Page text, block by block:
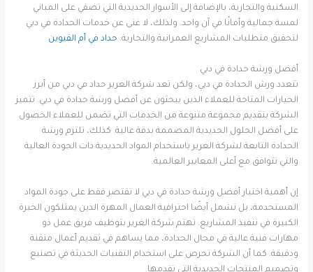
السكنية والتجارية، بالإضافة إلى الأسوار الحديدية التي تضفي على المباني
لمسة جمالية وأمانًا في آن واحد. ولذلك، لا غنى عن خدمات الحدادة في دبي
لتحقيق متطلبات المشاريع العمرانية والتجارية. حداد في أم القيوين
أفضل ورشة حدادة في دبي
تتعدد ورش الحدادة في دبي، ولكن تعد شركة الغرير حداد في دبي من أبرز
الخيارات المتاحة للعملاء الذين يبحثون عن أفضل ورشة حدادة في دبي. تتميز
الشركة بتقديم مجموعة متنوعة من الخدمات التي تضمن للعملاء الحصول
على أفضل الحلول الحديدية المصممة بدقة عالية. كذلك، تلتزم ورشة
الحدادة التابعة لشركة الغرير باستخدام المواد الحديدية ذات الجودة العالية
والتي تتوافق مع أعلى المعايير العالمية.
إن أهمية اختيار أفضل ورشة حدادة في دبي لا تقتصر فقط على جودة المواد
المستخدمة، بل تشمل أيضًا احترافية العمال المهرة الذين يمتلكون الخبرة
الكبيرة في تنفيذ المشاريع. تهتم شركة الغرير بتوظيف فريق عمل ذو
مهارات فنية عالية في مجال الحدادة، مما يساهم في تقديم أعمال متقنة
ودقيقة. كما أن الشركة تحرص على استخدام التقنيات الحديثة في تصنيع
وتصميم المنتجات الحديدية التي تقدمها.